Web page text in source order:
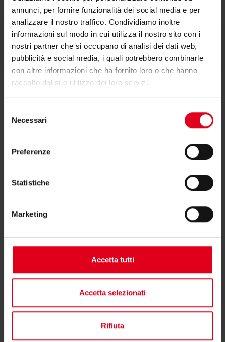
annunci, per fornire funzionalità dei social media e per
analizzare il nostro traffico. Condividiamo inoltre
informazioni sul modo in cui utilizza il nostro sito con i
nostri partner che si occupano di analisi dei dati web,
pubblicità e social media, i quali potrebbero combinarle
con altre informazioni che ha fornito loro o che hanno
raccolto dal suo utilizzo dei loro servizi.
delNecessari
Preferenze
Statistiche
Marketing
Accetta tutti
Accetta selezionati
Rifiuta
Testi di capitolato
Hai bisogno di supporto per R570R?
Se hai bisogno di ulteriori informazioni contatta il
Potrebbero interessarti anche